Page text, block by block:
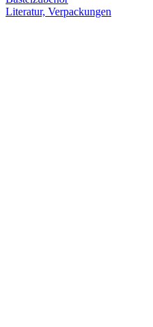
Literatur, Verpackungen